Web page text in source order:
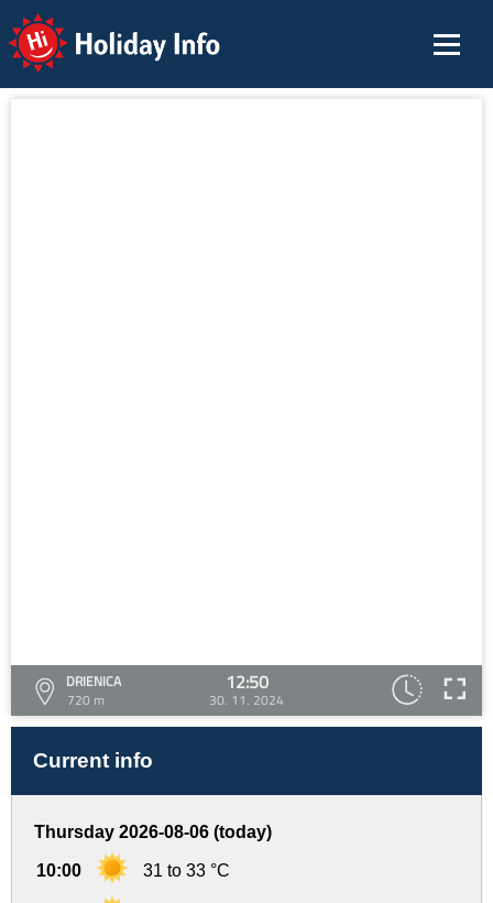
Holiday Info
DRIENICA
720 m
12:50
30. 11. 2024
Current info
Thursday 2026-08-06 (today)
10:00 31 to 33 °C